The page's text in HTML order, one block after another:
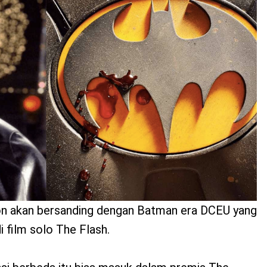
bersanding dengan Batman era DCEU yang
film solo The Flash.